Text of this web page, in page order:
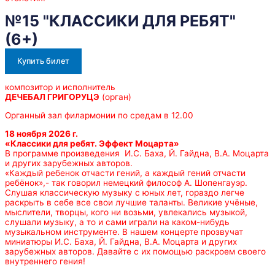
№15 "КЛАССИКИ ДЛЯ РЕБЯТ"
(6+)
Купить билет
композитор и исполнитель
ДЕЧЕБАЛ ГРИГОРУЦЭ (орган)
Органный зал филармонии по средам в 12.00
18 ноября 2026 г.
«Классики для ребят. Эффект Моцарта»
В программе произведения И.С. Баха, Й. Гайдна, В.А. Моцарта
и других зарубежных авторов.
«Каждый ребенок отчасти гений, а каждый гений отчасти
ребёнок»,- так говорил немецкий философ А. Шопенгауэр.
Слушая классическую музыку с юных лет, гораздо легче
раскрыть в себе все свои лучшие таланты. Великие учёные,
мыслители, творцы, кого ни возьми, увлекались музыкой,
слушали музыку, а то и сами играли на каком-нибудь
музыкальном инструменте. В нашем концерте прозвучат
миниатюры И.С. Баха, Й. Гайдна, В.А. Моцарта и других
зарубежных авторов. Давайте с их помощью раскроем своего
внутреннего гения!